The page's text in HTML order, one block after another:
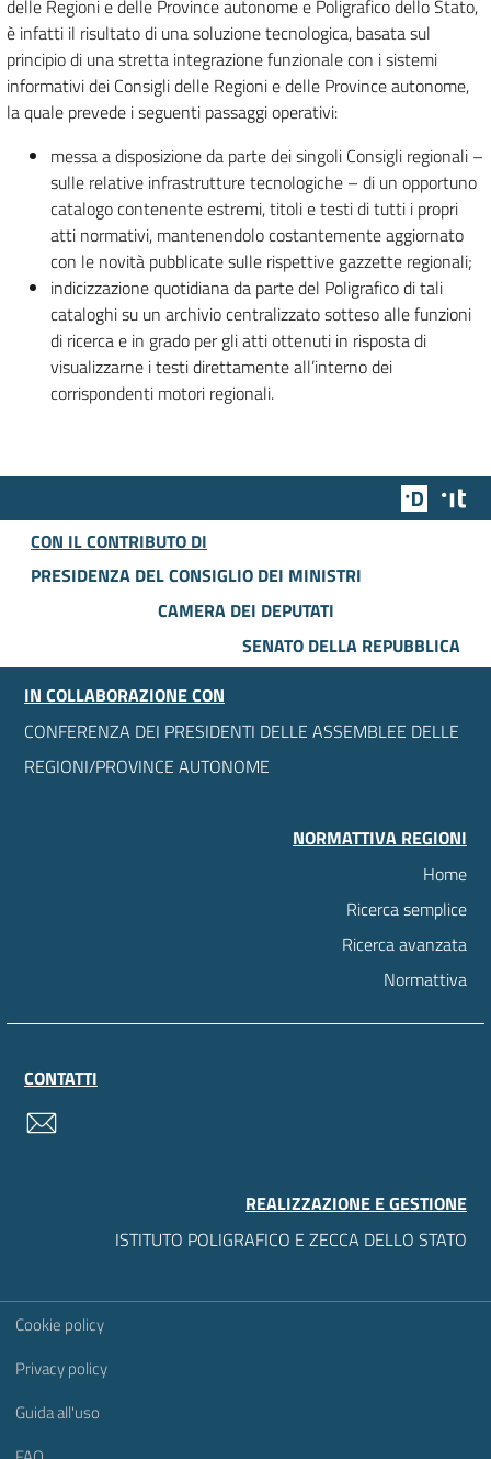
delle Regioni e delle Province autonome e Poligrafico dello Stato,
è infatti il risultato di una soluzione tecnologica, basata sul
principio di una stretta integrazione funzionale con i sistemi
informativi dei Consigli delle Regioni e delle Province autonome,
la quale prevede i seguenti passaggi operativi:
messa a disposizione da parte dei singoli Consigli regionali –
sulle relative infrastrutture tecnologiche – di un opportuno
catalogo contenente estremi, titoli e testi di tutti i propri
atti normativi, mantenendolo costantemente aggiornato
con le novità pubblicate sulle rispettive gazzette regionali;
indicizzazione quotidiana da parte del Poligrafico di tali
cataloghi su un archivio centralizzato sotteso alle funzioni
di ricerca e in grado per gli atti ottenuti in risposta di
visualizzarne i testi direttamente all’interno dei
corrispondenti motori regionali.
Team
CON IL CONTRIBUTO DI
PRESIDENZA DEL CONSIGLIO DEI MINISTRI
CAMERA DEI DEPUTATI
SENATO DELLA REPUBBLICA
IN COLLABORAZIONE CON
CONFERENZA DEI PRESIDENTI DELLE ASSEMBLEE DELLE
REGIONI/PROVINCE AUTONOME
NORMATTIVA REGIONI
Home
Ricerca semplice
Ricerca avanzata
Normattiva
CONTATTI
REALIZZAZIONE E GESTIONE
ISTITUTO POLIGRAFICO E ZECCA DELLO STATO
Sezione Link Utili
Cookie policy
Privacy policy
Guida all'uso